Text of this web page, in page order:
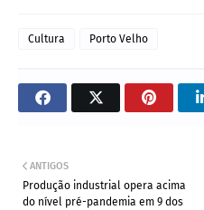
Cultura Porto Velho
ANTIGOS
Produção industrial opera acima
do nível pré-pandemia em 9 dos